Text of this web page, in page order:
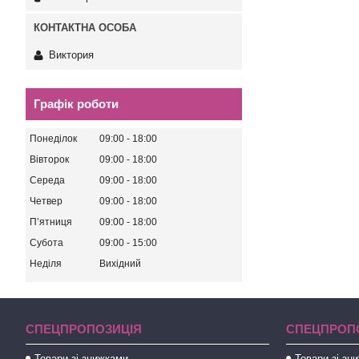
Виктория
Графік роботи
Понеділок 09:00
18:00
Вівторок
09:00
18:00
Середа
09:00
18:00
Четвер
09:00
18:00
Пʼятниця
09:00
18:00
Субота
09:00
15:00
Неділя
Вихідний
СПЕЦПРОПОЗИЦІЯ